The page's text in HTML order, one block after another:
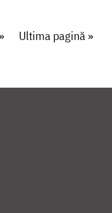
Last page
Ultima pagină »